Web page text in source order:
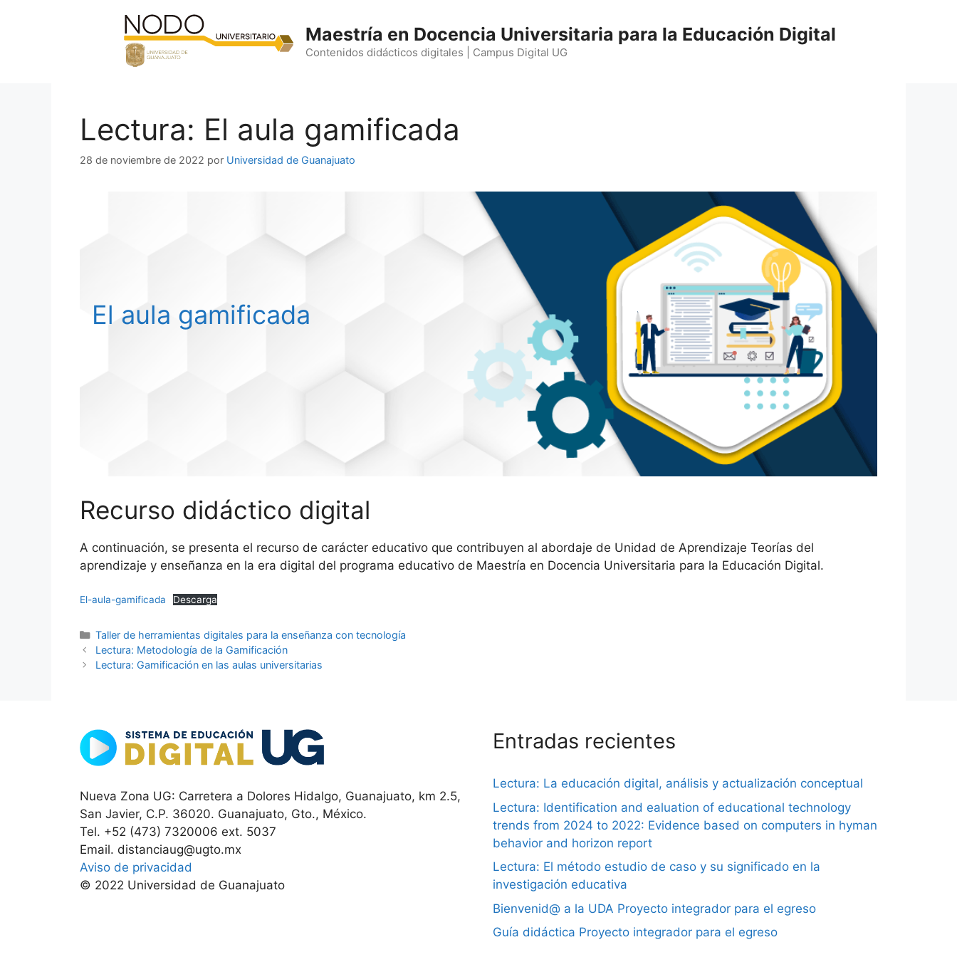
Maestría en Docencia Universitaria para la Educación Digital
Contenidos didácticos digitales | Campus Digital UG
Lectura: El aula gamificada
28 de noviembre de 2022 por Universidad de Guanajuato
El aula gamificada
Recurso didáctico digital
A continuación, se presenta el recurso de carácter educativo que contribuyen al abordaje de Unidad de Aprendizaje Teorías del
aprendizaje y enseñanza en la era digital del programa educativo de Maestría en Docencia Universitaria para la Educación Digital.
El-aula-gamificada Descarga
Categorías
Taller de herramientas digitales para la enseñanza con tecnología
Lectura: Metodología de la Gamificación
Lectura: Gamificación en las aulas universitarias
Nueva Zona UG: Carretera a Dolores Hidalgo, Guanajuato, km 2.5,
San Javier, C.P. 36020. Guanajuato, Gto., México.
Tel. +52 (473) 7320006 ext. 5037
Email. distanciaug@ugto.mx
Aviso de privacidad
© 2022 Universidad de Guanajuato
Entradas recientes
Lectura: La educación digital, análisis y actualización conceptual
Lectura: Identification and ealuation of educational technology
trends from 2024 to 2022: Evidence based on computers in hyman
behavior and horizon report
Lectura: El método estudio de caso y su significado en la
investigación educativa
Bienvenid@ a la UDA Proyecto integrador para el egreso
Guía didáctica Proyecto integrador para el egreso